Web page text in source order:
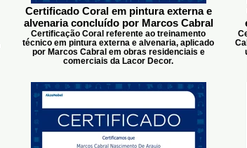
Certificado Coral em pintura externa e
alvenaria concluído por Marcos Cabral
Certificação Coral referente ao treinamento
técnico em pintura externa e alvenaria, aplicado
por Marcos Cabral em obras residenciais e
comerciais da Lacor Decor.